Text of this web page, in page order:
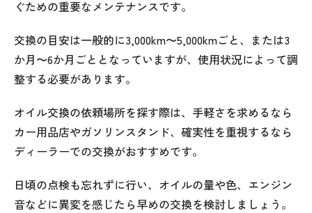
ぐための重要なメンテナンスです。
交換の目安は一般的に3,000km〜5,000kmごと、または3
か月〜6か月ごととなっていますが、使用状況によって調
整する必要があります。
オイル交換の依頼場所を探す際は、手軽さを求めるなら
カー用品店やガソリンスタンド、確実性を重視するなら
ディーラーでの交換がおすすめです。
日頃の点検も忘れずに行い、オイルの量や色、エンジン
音などに異変を感じたら早めの交換を検討しましょう。